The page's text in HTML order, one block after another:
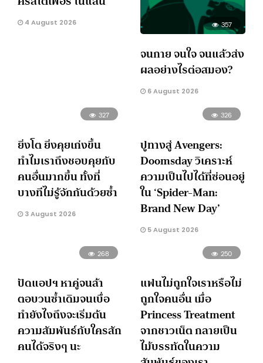
4 August 2026 357
จนกาย จนใจ จนแล้วส่ง
ผลอย่างไรต่อสมอง?
6 August 2026
327
ยิ่งโต ยิ่งคุยเก่งขึ้น
ทำไมเราถึงชอบคุยกับ
คนอื่นมากขึ้น ทั้งที่
บางทีไม่รู้จักกันด้วยซ้ำ
3 August 2026
326
ปูทางสู่ Avengers:
Doomsday วิเคราะห์
ความเป็นไปได้ที่ซ่อนอยู่
ใน ‘Spider-Man:
Brand New Day’
5 August 2026
268
ปัดแอปฯ หาคู่จนล้า
ตอบวนซ้ำเดิมจนเบื่อ
ทำยังไงถึงจะเริ่มต้น
ความสัมพันธ์กับใครสัก
คนได้จริงๆ นะ
250
แฟนไม่ถูกใจเราหรือไม่
ถูกใจคนอื่น เมื่อ
Princess Treatment
จากชาวเน็ต กลายเป็น
ไม้บรรทัดในความ